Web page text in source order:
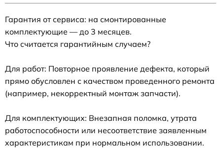
Гарантия от сервиса: на смонтированные
комплектующие — до 3 месяцев.
Что считается гарантийным случаем?
Для работ: Повторное проявление дефекта, который
прямо обусловлен с качеством проведенного ремонта
(например, некорректный монтаж запчасти).
Для комплектующих: Внезапная поломка, утрата
работоспособности или несоответствие заявленным
характеристикам при нормальном использовании.